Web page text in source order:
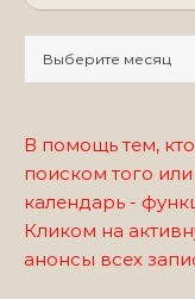
В помощь тем,
поиском того
календарь -
Кликом на
анонсы всех